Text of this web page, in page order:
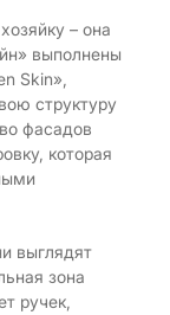
– она
выполнены
Skin»,
структуру
фасадов
которая
выглядят
зона
ручек,